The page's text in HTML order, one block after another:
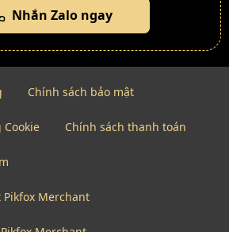
Nhắn Zalo ngay
Chính sách bảo mật
Chính sách thanh toán
Pikfox Merchant